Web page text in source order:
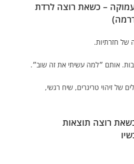
עמוקה – כשאת רוצה לרדת
של חזרתיות.
אותם ״למה עשיתי את זה שוב״.
של זיהוי טריגרים, שיח רגשי,
רוצה תוצאות